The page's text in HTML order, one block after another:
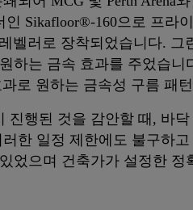
Sikafloor®-160으로 프라
벨러로 장착되었습니다. 그
하는 금속 효과를 주었습니
로 원하는 금속성 구름 패
진행된 것을 감안할 때, 바
한 일정 제한에도 불구하고
었으며 건축가가 설정한 정